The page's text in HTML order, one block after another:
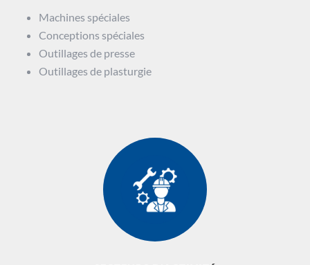
Machines spéciales
Conceptions spéciales
Outillages de presse
Outillages de plasturgie